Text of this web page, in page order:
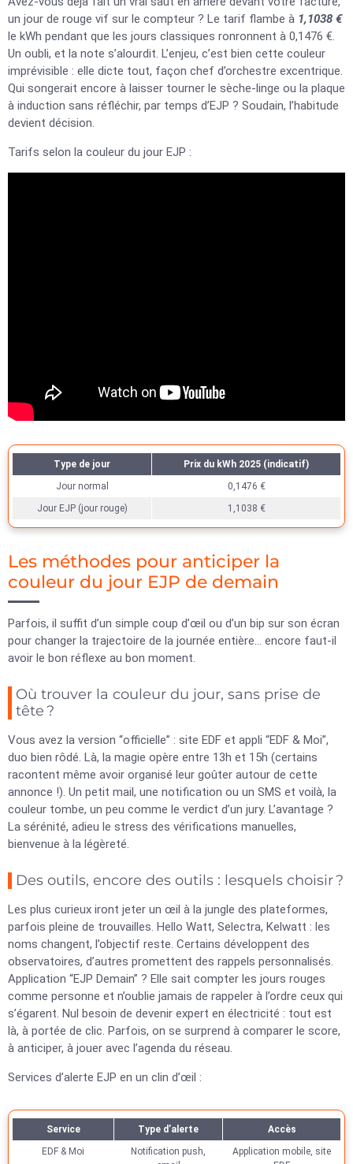
un jour de rouge vif sur le compteur ? Le tarif flambe à 1,1038 €
le kWh pendant que les jours classiques ronronnent à 0,1476 €.
Un oubli, et la note s’alourdit. L’enjeu, c’est bien cette couleur
imprévisible : elle dicte tout, façon chef d’orchestre excentrique.
Qui songerait encore à laisser tourner le sèche-linge ou la plaque
à induction sans réfléchir, par temps d’EJP ? Soudain, l’habitude
devient décision.
Tarifs selon la couleur du jour EJP :
Type de jour
Prix du kWh 2025 (indicatif)
Jour normal
0,1476 €
Jour EJP (jour rouge)
1,1038 €
Les méthodes pour anticiper la
couleur du jour EJP de demain
Parfois, il suffit d’un simple coup d’œil ou d’un bip sur son écran
pour changer la trajectoire de la journée entière… encore faut-il
avoir le bon réflexe au bon moment.
Où trouver la couleur du jour, sans prise de
tête ?
Vous avez la version “officielle” : site EDF et appli “EDF & Moi”,
duo bien rôdé. Là, la magie opère entre 13h et 15h (certains
racontent même avoir organisé leur goûter autour de cette
annonce !). Un petit mail, une notification ou un SMS et voilà, la
couleur tombe, un peu comme le verdict d’un jury. L’avantage ?
La sérénité, adieu le stress des vérifications manuelles,
bienvenue à la légèreté.
Des outils, encore des outils : lesquels choisir ?
Les plus curieux iront jeter un œil à la jungle des plateformes,
parfois pleine de trouvailles. Hello Watt, Selectra, Kelwatt : les
noms changent, l’objectif reste. Certains développent des
observatoires, d’autres promettent des rappels personnalisés.
Application “EJP Demain” ? Elle sait compter les jours rouges
comme personne et n’oublie jamais de rappeler à l’ordre ceux qui
s’égarent. Nul besoin de devenir expert en électricité : tout est
là, à portée de clic. Parfois, on se surprend à comparer le score,
à anticiper, à jouer avec l’agenda du réseau.
Services d’alerte EJP en un clin d’œil :
Service Type d’alerte
Accès
EDF & Moi
Notification push,
Application mobile, site